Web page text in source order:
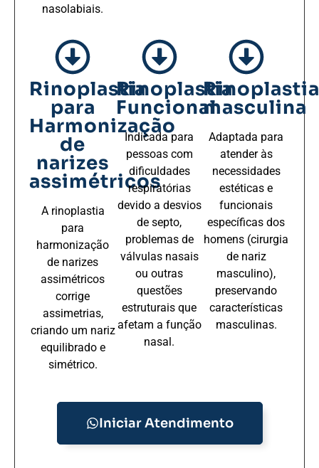
nasolabiais.
Rinoplastia
para
Harmonização
de
narizes
assimétricos
A rinoplastia
para
harmonização
de narizes
assimétricos
corrige
assimetrias,
criando um nariz
equilibrado e
simétrico.
Rinoplastia
Funcional
Indicada para
pessoas com
dificuldades
respiratórias
devido a desvios
de septo,
problemas de
válvulas nasais
ou outras
questões
estruturais que
afetam a função
nasal.
Rinoplastia
masculina
Adaptada para
atender às
necessidades
estéticas e
funcionais
específicas dos
homens (cirurgia
de nariz
masculino),
preservando
características
masculinas.
Iniciar Atendimento